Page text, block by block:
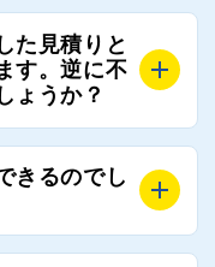
ネクト事務局へご
修理を全面的にフォ
ご相談ください。
ますので、プラス
即時屋根コネクトに
軽にお申し付けくだ
た見積りと
す。逆に不
ょうか？
の内訳に不透明な
００万円以上の差が
を抱えてしまう屋根
きるのでし